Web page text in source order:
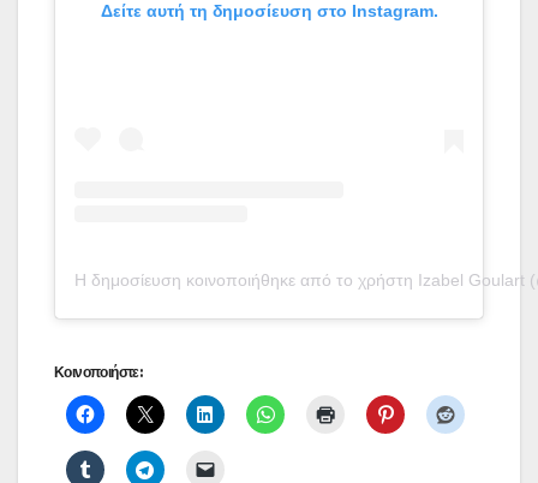
Δείτε αυτή τη δημοσίευση στο Instagram.
Η δημοσίευση κοινοποιήθηκε από το χρήστη Izabel Goulart
Κοινοποιήστε: